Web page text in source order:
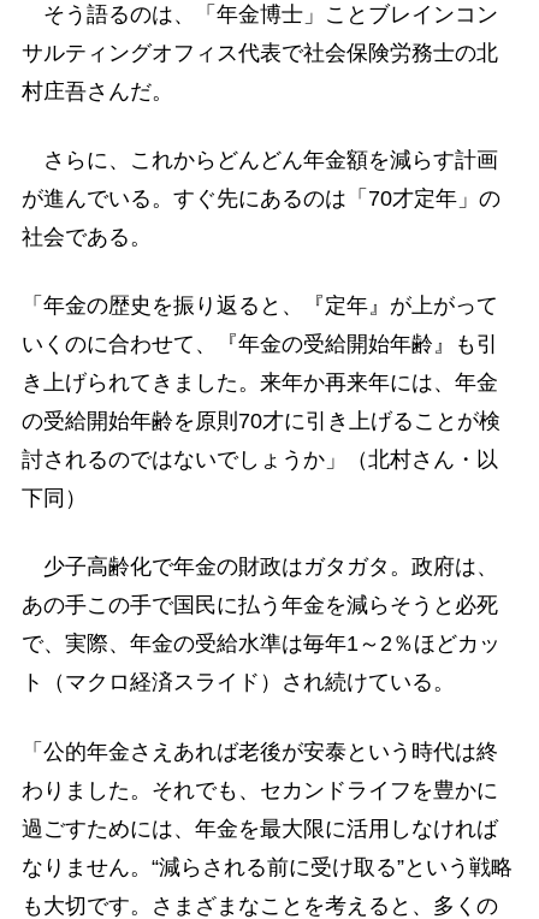
そう語るのは、「年金博士」ことブレインコン
サルティングオフィス代表で社会保険労務士の北
村庄吾さんだ。
さらに、これからどんどん年金額を減らす計画
が進んでいる。すぐ先にあるのは「70才定年」の
社会である。
「年金の歴史を振り返ると、『定年』が上がって
いくのに合わせて、『年金の受給開始年齢』も引
き上げられてきました。来年か再来年には、年金
の受給開始年齢を原則70才に引き上げることが検
討されるのではないでしょうか」（北村さん・以
下同）
少子高齢化で年金の財政はガタガタ。政府は、
あの手この手で国民に払う年金を減らそうと必死
で、実際、年金の受給水準は毎年1～2％ほどカッ
ト（マクロ経済スライド）され続けている。
「公的年金さえあれば老後が安泰という時代は終
わりました。それでも、セカンドライフを豊かに
過ごすためには、年金を最大限に活用しなければ
なりません。“減らされる前に受け取る”という戦略
も大切です。さまざまなことを考えると、多くの